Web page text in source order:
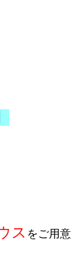
ス を ご用意